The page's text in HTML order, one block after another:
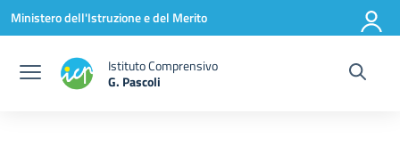
Vai ai contenuti
Vai al menu di navigazione
Vai al footer
Ministero dell'Istruzione e del Merito
Istituto Comprensivo
G. Pascoli